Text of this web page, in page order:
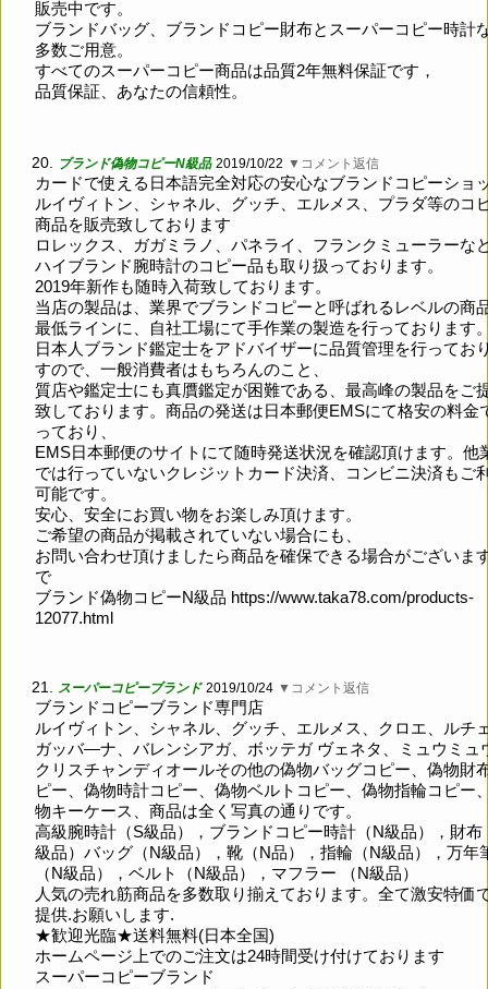
販売中です。
ブランドバッグ、ブランドコピー財布とスーパーコピー時計
多数ご用意。
すべてのスーパーコピー商品は品質2年無料保証です，
品質保証、あなたの信頼性。
20. ブランド偽物コピーN級品 2019/10/22 ▼コメント返信
カードで使える日本語完全対応の安心なブランドコピーショ
ルイヴィトン、シャネル、グッチ、エルメス、プラダ等のコ
商品を販売致しております
ロレックス、ガガミラノ、パネライ、フランクミューラーな
ハイブランド腕時計のコピー品も取り扱っております。
2019年新作も随時入荷致しております。
当店の製品は、業界でブランドコピーと呼ばれるレベルの商
最低ラインに、自社工場にて手作業の製造を行っております
日本人ブランド鑑定士をアドバイザーに品質管理を行ってお
すので、一般消費者はもちろんのこと、
質店や鑑定士にも真贋鑑定が困難である、最高峰の製品をご
致しております。商品の発送は日本郵便EMSにて格安の料金
っており、
EMS日本郵便のサイトにて随時発送状況を確認頂けます。他
では行っていないクレジットカード決済、コンビニ決済もご
可能です。
安心、安全にお買い物をお楽しみ頂けます。
ご希望の商品が掲載されていない場合にも、
お問い合わせ頂けましたら商品を確保できる場合がございま
で
ブランド偽物コピーN級品 https://www.taka78.com/products-
12077.html
21. スーパーコピーブランド 2019/10/24 ▼コメント返信
ブランドコピーブランド専門店
ルイヴィトン、シャネル、グッチ、エルメス、クロエ、ルチ
ガッバ―ナ、バレンシアガ、ボッテガ ヴェネタ、ミュウミュ
クリスチャンディオールその他の偽物バッグコピー、偽物財
ピー、偽物時計コピー、偽物ベルトコピー、偽物指輪コピー
物キーケース、商品は全く写真の通りです。
高級腕時計（S級品），ブランドコピー時計（N級品），財布
級品）バッグ（N級品），靴（N品），指輪（N級品），万年
（N級品），ベルト（N級品），マフラー （N級品）
人気の売れ筋商品を多数取り揃えております。全て激安特価
提供.お願いします.
★歓迎光臨★送料無料(日本全国)
ホームページ上でのご注文は24時間受け付けております
スーパーコピーブランド